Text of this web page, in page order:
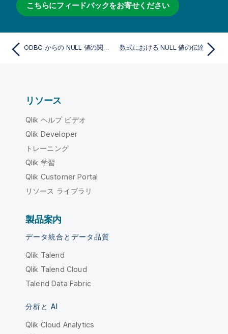
こちらにフィードバックをお寄せください
ODBC からの NULL 値の関連付け/選択 数式における NULL 値の伝達
リソース
Qlik ヘルプ ビデオ
Qlik Developer
トレーニング
Qlik 学習
Qlik Customer Portal
リソース ライブラリ
製品案内
データ統合とデータ品質
Qlik Talend
Qlik Talend Cloud
Talend Data Fabric
分析と AI
Qlik Cloud Analytics